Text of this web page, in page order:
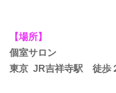
【場所】
個室サロン
東京 JR吉祥寺駅 徒歩